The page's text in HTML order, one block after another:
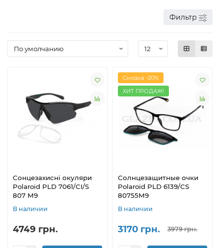
Фильтр
Сонцезахисні окуляри
Polaroid PLD 7061/CI/S
807 M9
В наличии
4749 грн.
Скидка -20%
ХИТ ПРОДАЖ!
Солнцезащитные очки
Polaroid PLD 6139/CS
80755M9
В наличии
3170 грн. 3979 грн.